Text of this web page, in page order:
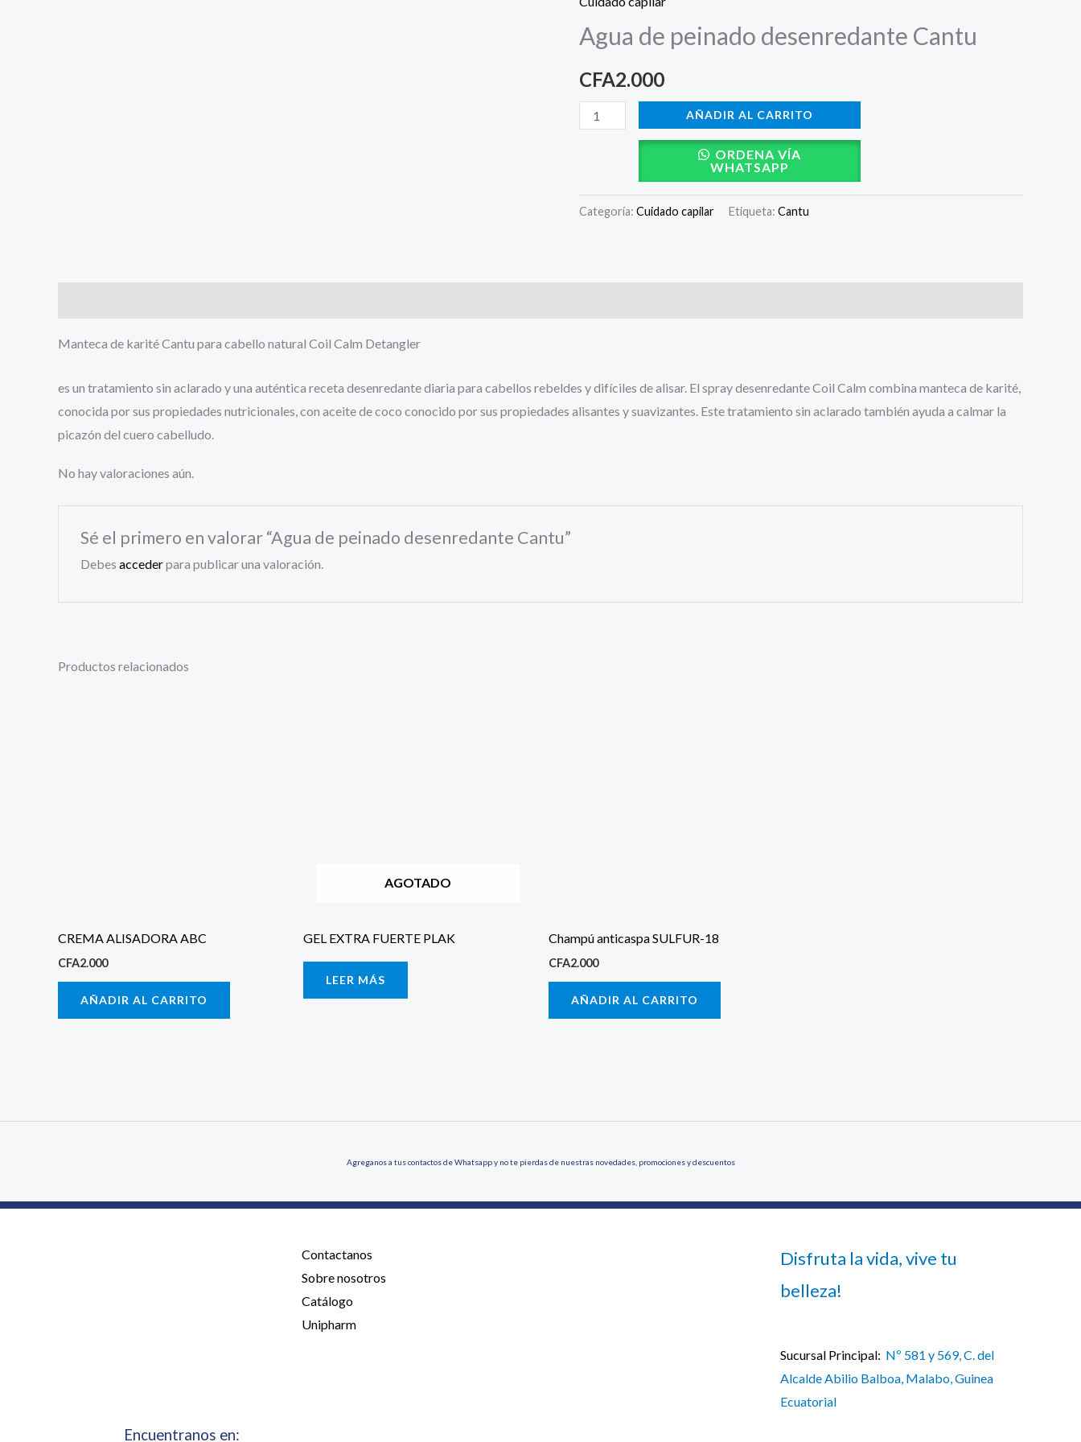
Agua de peinado desenredante Cantu
CFA2.000
desenredante
cantidad
AÑADIR AL CARRITO
ORDENA VÍA
WHATSAPP
Categoría: Cuidado capilar Etiqueta: Cantu
Manteca de karité Cantu para cabello natural Coil Calm Detangler
es un tratamiento sin aclarado y una auténtica receta desenredante diaria para cabellos rebeldes y difíciles de alisar. El spray desenredante Coil Calm combina manteca de karité,
conocida por sus propiedades nutricionales, con aceite de coco conocido por sus propiedades alisantes y suavizantes. Este tratamiento sin aclarado también ayuda a calmar la
picazón del cuero cabelludo.
No hay valoraciones aún.
Sé el primero en valorar “Agua de peinado desenredante Cantu”
Debes accederpara publicar una valoración.
Productos relacionados
CREMA ALISADORA ABC
CFA2.000
AÑADIR AL CARRITO
AGOTADO
GEL EXTRA FUERTE PLAK
LEER MÁS
Champú anticaspa SULFUR-18
CFA2.000
AÑADIR AL CARRITO
Agreganos a tus contactos de Whatsapp y no te pierdas de nuestras novedades, promociones y descuentos
Encuentranos en:
Contactanos
Sobre nosotros
Catálogo
Unipharm
Disfruta la vida, vive tu
belleza!
Sucursal Principal: Nº 581 y 569, C. del
Alcalde Abilio Balboa, Malabo, Guinea
Ecuatorial